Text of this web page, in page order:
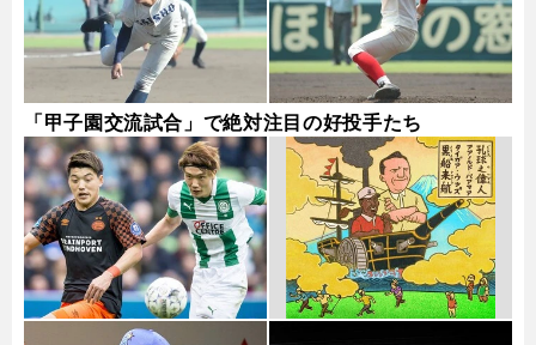
「甲子園交流試合」で絶対注目の好投手たち